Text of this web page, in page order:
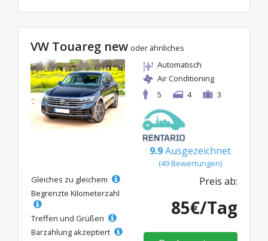
VW Touareg new oder ähnliches
Automatisch
Air Conditioning
5
4 3
9.9Ausgezeichnet
(49 Bewertungen)
Gleiches zu gleichem
Begrenzte Kilometerzahl
Treffen und Grüßen
Barzahlung akzeptiert
Preis ab:
85€/Tag